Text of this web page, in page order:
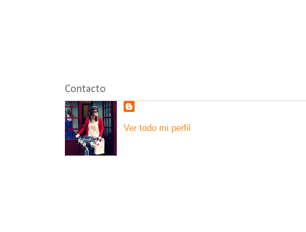
Contacto
Ver todo mi perfil